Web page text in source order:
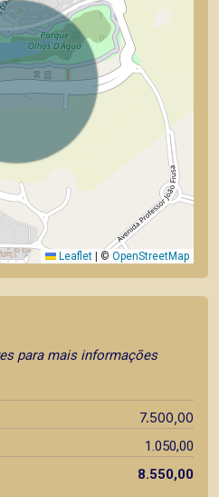
Leaflet © OpenStreetMap
para mais informações
7.500,00
1.050,00
8.550,00